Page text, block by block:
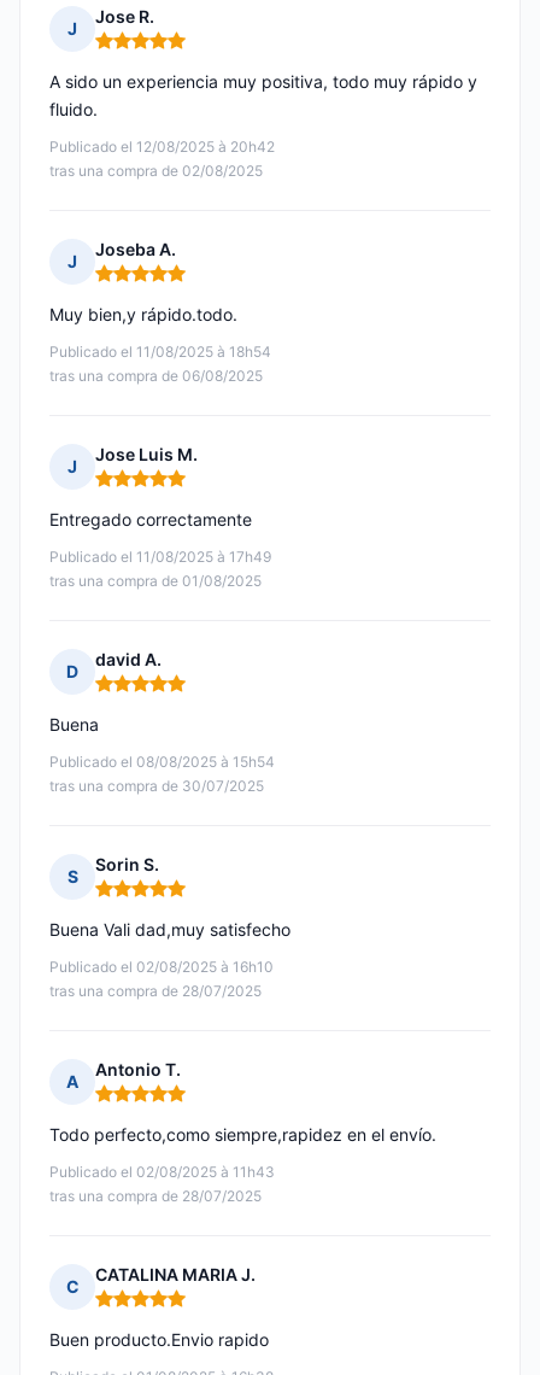
J
Jose R.
Nota: 5 de 5
Publicado el 12/08/2025 à 20h42
tras una compra de 02/08/2025
A sido un experiencia muy positiva, todo muy rápido y
fluido.
J
Joseba A.
Nota: 5 de 5
Publicado el 11/08/2025 à 18h54
tras una compra de 06/08/2025
Muy bien,y rápido.todo.
J
Jose Luis M.
Nota: 5 de 5
Publicado el 11/08/2025 à 17h49
tras una compra de 01/08/2025
Entregado correctamente
D
david A.
Nota: 5 de 5
Publicado el 08/08/2025 à 15h54
tras una compra de 30/07/2025
Buena
S
Sorin S.
Nota: 5 de 5
Publicado el 02/08/2025 à 16h10
tras una compra de 28/07/2025
Buena Vali dad,muy satisfecho
A
Antonio T.
Nota: 5 de 5
Publicado el 02/08/2025 à 11h43
tras una compra de 28/07/2025
Todo perfecto,como siempre,rapidez en el envío.
C
CATALINA MARIA J.
Nota: 5 de 5
Buen producto.Envio rapido